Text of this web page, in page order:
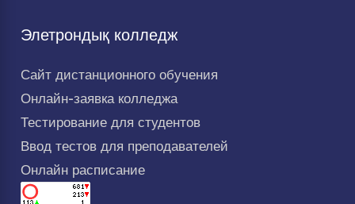
Элетрондық колледж
Сайт дистанционного обучения
Онлайн-заявка колледжа
Тестирование для студентов
Ввод тестов для преподавателей
Онлайн расписание